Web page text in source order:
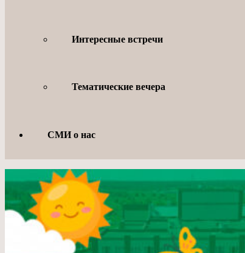
Интересные встречи
Тематические вечера
СМИ о нас